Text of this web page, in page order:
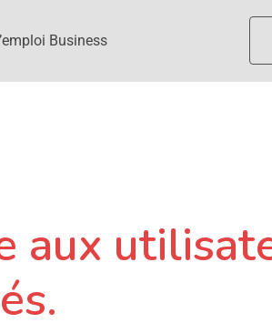
Business
aux